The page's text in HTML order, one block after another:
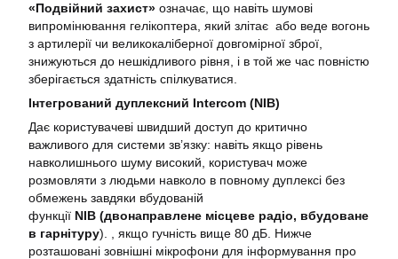
«Подвійний захист» означає, що навіть шумові
випромінювання гелікоптера, який злітає або веде вогонь
з артилерії чи великокаліберної довгомірної зброї,
знижуються до нешкідливого рівня, і в той же час повністю
зберігається здатність спілкуватися.
Інтегрований дуплексний Intercom (NIB)
Дає користувачеві швидший доступ до критично
важливого для системи зв’язку: навіть якщо рівень
навколишнього шуму високий, користувач може
розмовляти з людьми навколо в повному дуплексі без
обмежень завдяки вбудованій
функції NIB (двонаправлене місцеве радіо, вбудоване
в гарнітуру). , якщо гучність вище 80 дБ. Нижче
розташовані зовнішні мікрофони для інформування про